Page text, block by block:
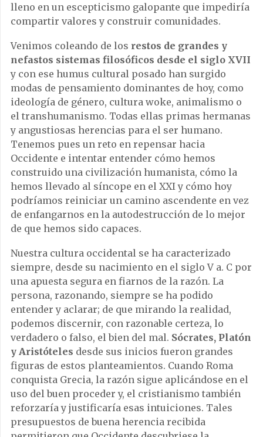
lleno en un escepticismo galopante que impediría
compartir valores y construir comunidades.
Venimos coleando de los restos de grandes y
nefastos sistemas filosóficos desde el siglo XVII
y con ese humus cultural posado han surgido
modas de pensamiento dominantes de hoy, como
ideología de género, cultura woke, animalismo o
el transhumanismo. Todas ellas primas hermanas
y angustiosas herencias para el ser humano.
Tenemos pues un reto en repensar hacia
Occidente e intentar entender cómo hemos
construido una civilización humanista, cómo la
hemos llevado al síncope en el XXI y cómo hoy
podríamos reiniciar un camino ascendente en vez
de enfangarnos en la autodestrucción de lo mejor
de que hemos sido capaces.
Nuestra cultura occidental se ha caracterizado
siempre, desde su nacimiento en el siglo V a. C por
una apuesta segura en fiarnos de la razón. La
persona, razonando, siempre se ha podido
entender y aclarar; de que mirando la realidad,
podemos discernir, con razonable certeza, lo
verdadero o falso, el bien del mal. Sócrates, Platón
y Aristóteles desde sus inicios fueron grandes
figuras de estos planteamientos. Cuando Roma
conquista Grecia, la razón sigue aplicándose en el
uso del buen proceder y, el cristianismo también
reforzaría y justificaría esas intuiciones. Tales
presupuestos de buena herencia recibida